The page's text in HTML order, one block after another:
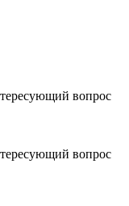
вопрос
вопрос